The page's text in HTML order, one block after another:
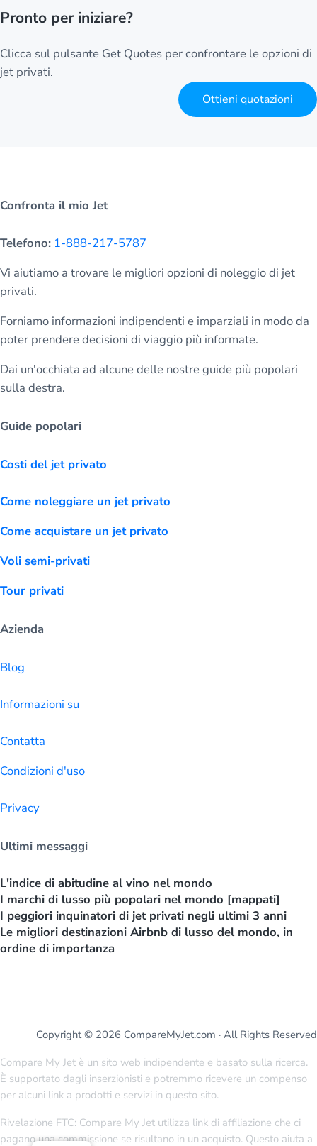
Pronto per iniziare?
Clicca sul pulsante Get Quotes per confrontare le opzioni di
jet privati.
Ottieni quotazioni
Confronta il mio Jet
Telefono: 1-888-217-5787
Vi aiutiamo a trovare le migliori opzioni di noleggio di jet
privati.
Forniamo informazioni indipendenti e imparziali in modo da
poter prendere decisioni di viaggio più informate.
Dai un'occhiata ad alcune delle nostre guide più popolari
sulla destra.
Guide popolari
Costi del jet privato
Come noleggiare un jet privato
Come acquistare un jet privato
Voli semi-privati
Tour privati
Azienda
Blog
Informazioni su
Contatta
Condizioni d'uso
Privacy
Ultimi messaggi
L'indice di abitudine al vino nel mondo
I marchi di lusso più popolari nel mondo [mappati]
I peggiori inquinatori di jet privati negli ultimi 3 anni
Le migliori destinazioni Airbnb di lusso del mondo, in
ordine di importanza
Copyright © 2026 CompareMyJet.com · All Rights Reserved
Compare My Jet è un sito web indipendente e basato sulla ricerca.
È supportato dagli inserzionisti e potremmo ricevere un compenso
per alcuni link a prodotti e servizi in questo sito.
Rivelazione FTC: Compare My Jet utilizza link di affiliazione che ci
pagano una commissione se risultano in un acquisto. Questo aiuta a